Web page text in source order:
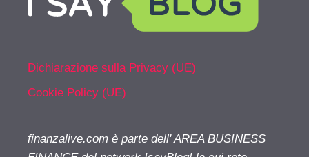
Dichiarazione sulla Privacy (UE)
Cookie Policy (UE)
finanzalive.com è parte dell' AREA BUSINESS